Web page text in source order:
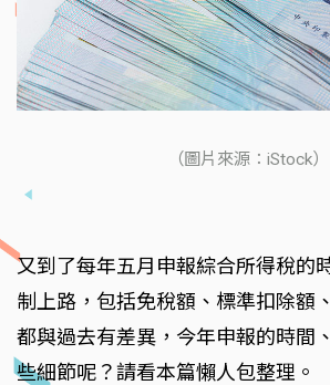
（圖片來源：iStock）
又到了每年五月申報綜合所得稅的
制上路，包括免稅額、標準扣除額
都與過去有差異，今年申報的時間
些細節呢？請看本篇懶人包整理。